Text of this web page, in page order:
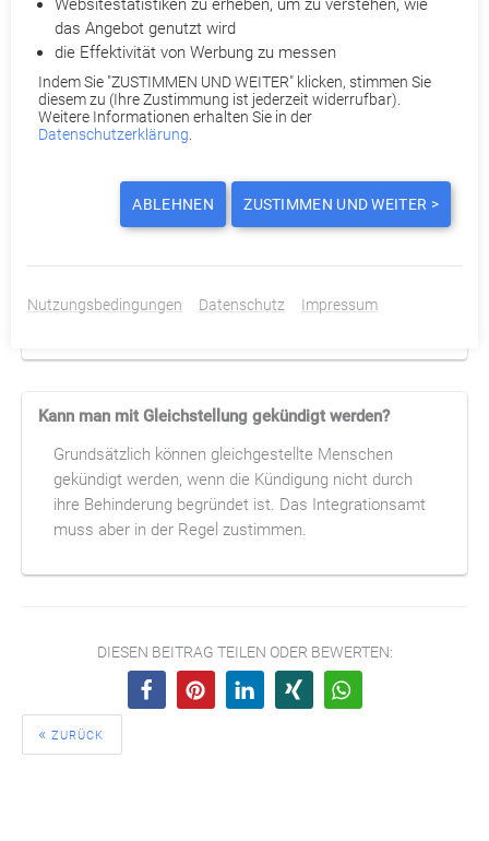
per se unkündbar sind. Allerdings muss der
Arbeitgeber ein besonderes Verfahren einhalten und
die Zustimmung des Integrationsamtes einholen.
Welchen Kündigungsschutz haben Gleichgestellte?
Schwerbehinderte Menschen mit einem GdB 50 oder
Sozialgesetzbuch IX besonders geschützt. In der
vorab zustimmen.
Kann man mit Gleichstellung gekündigt werden?
Grundsätzlich können gleichgestellte Menschen
gekündigt werden, wenn die Kündigung nicht durch
ihre Behinderung begründet ist. Das Integrationsamt
muss aber in der Regel zustimmen.
DIESEN BEITRAG TEILEN ODER BEWERTEN:
ZURÜCK
Websitestatistiken zu erheben, um zu verstehen, wie
das Angebot genutzt wird
die Effektivität von Werbung zu messen
Indem Sie "ZUSTIMMEN UND WEITER" klicken, stimmen Sie
diesem zu (Ihre Zustimmung ist jederzeit widerrufbar).
Weitere Informationen erhalten Sie in der
Datenschutzerklärung
ABLEHNEN ZUSTIMMEN UND WEITER >
Nutzungsbedingungen Datenschutz Impressum